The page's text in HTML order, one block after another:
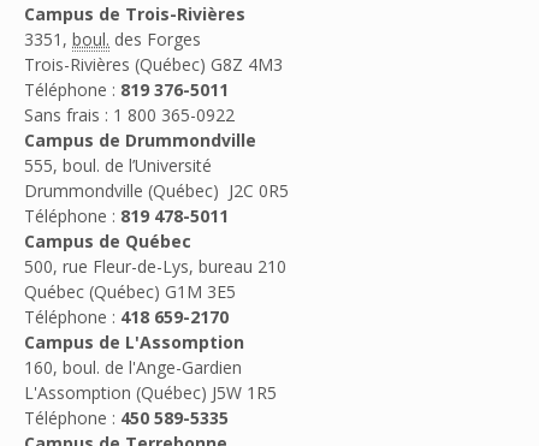
Campus de Trois-Rivières
3351, boul. des Forges
Trois-Rivières (Québec) G8Z 4M3
Téléphone : 819 376-5011
Sans frais : 1 800 365-0922
Campus de Drummondville
555, boul. de l’Université
Drummondville (Québec) J2C 0R5
Téléphone : 819 478-5011
Campus de Québec
500, rue Fleur-de-Lys, bureau 210
Québec (Québec) G1M 3E5
Téléphone : 418 659-2170
Campus de L'Assomption
160, boul. de l'Ange-Gardien
L'Assomption (Québec) J5W 1R5
Téléphone : 450 589-5335